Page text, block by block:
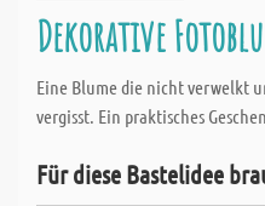
Dekorative
Eine Blume die nicht verwelkt
vergisst. Ein praktisches
Für diese Bastelidee